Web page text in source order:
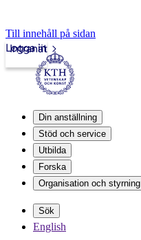
Till innehåll på sidan
Intranät
Logga in
Din anställning
Stöd och service
Utbilda
Forska
Organisation och styrning
Sök
English